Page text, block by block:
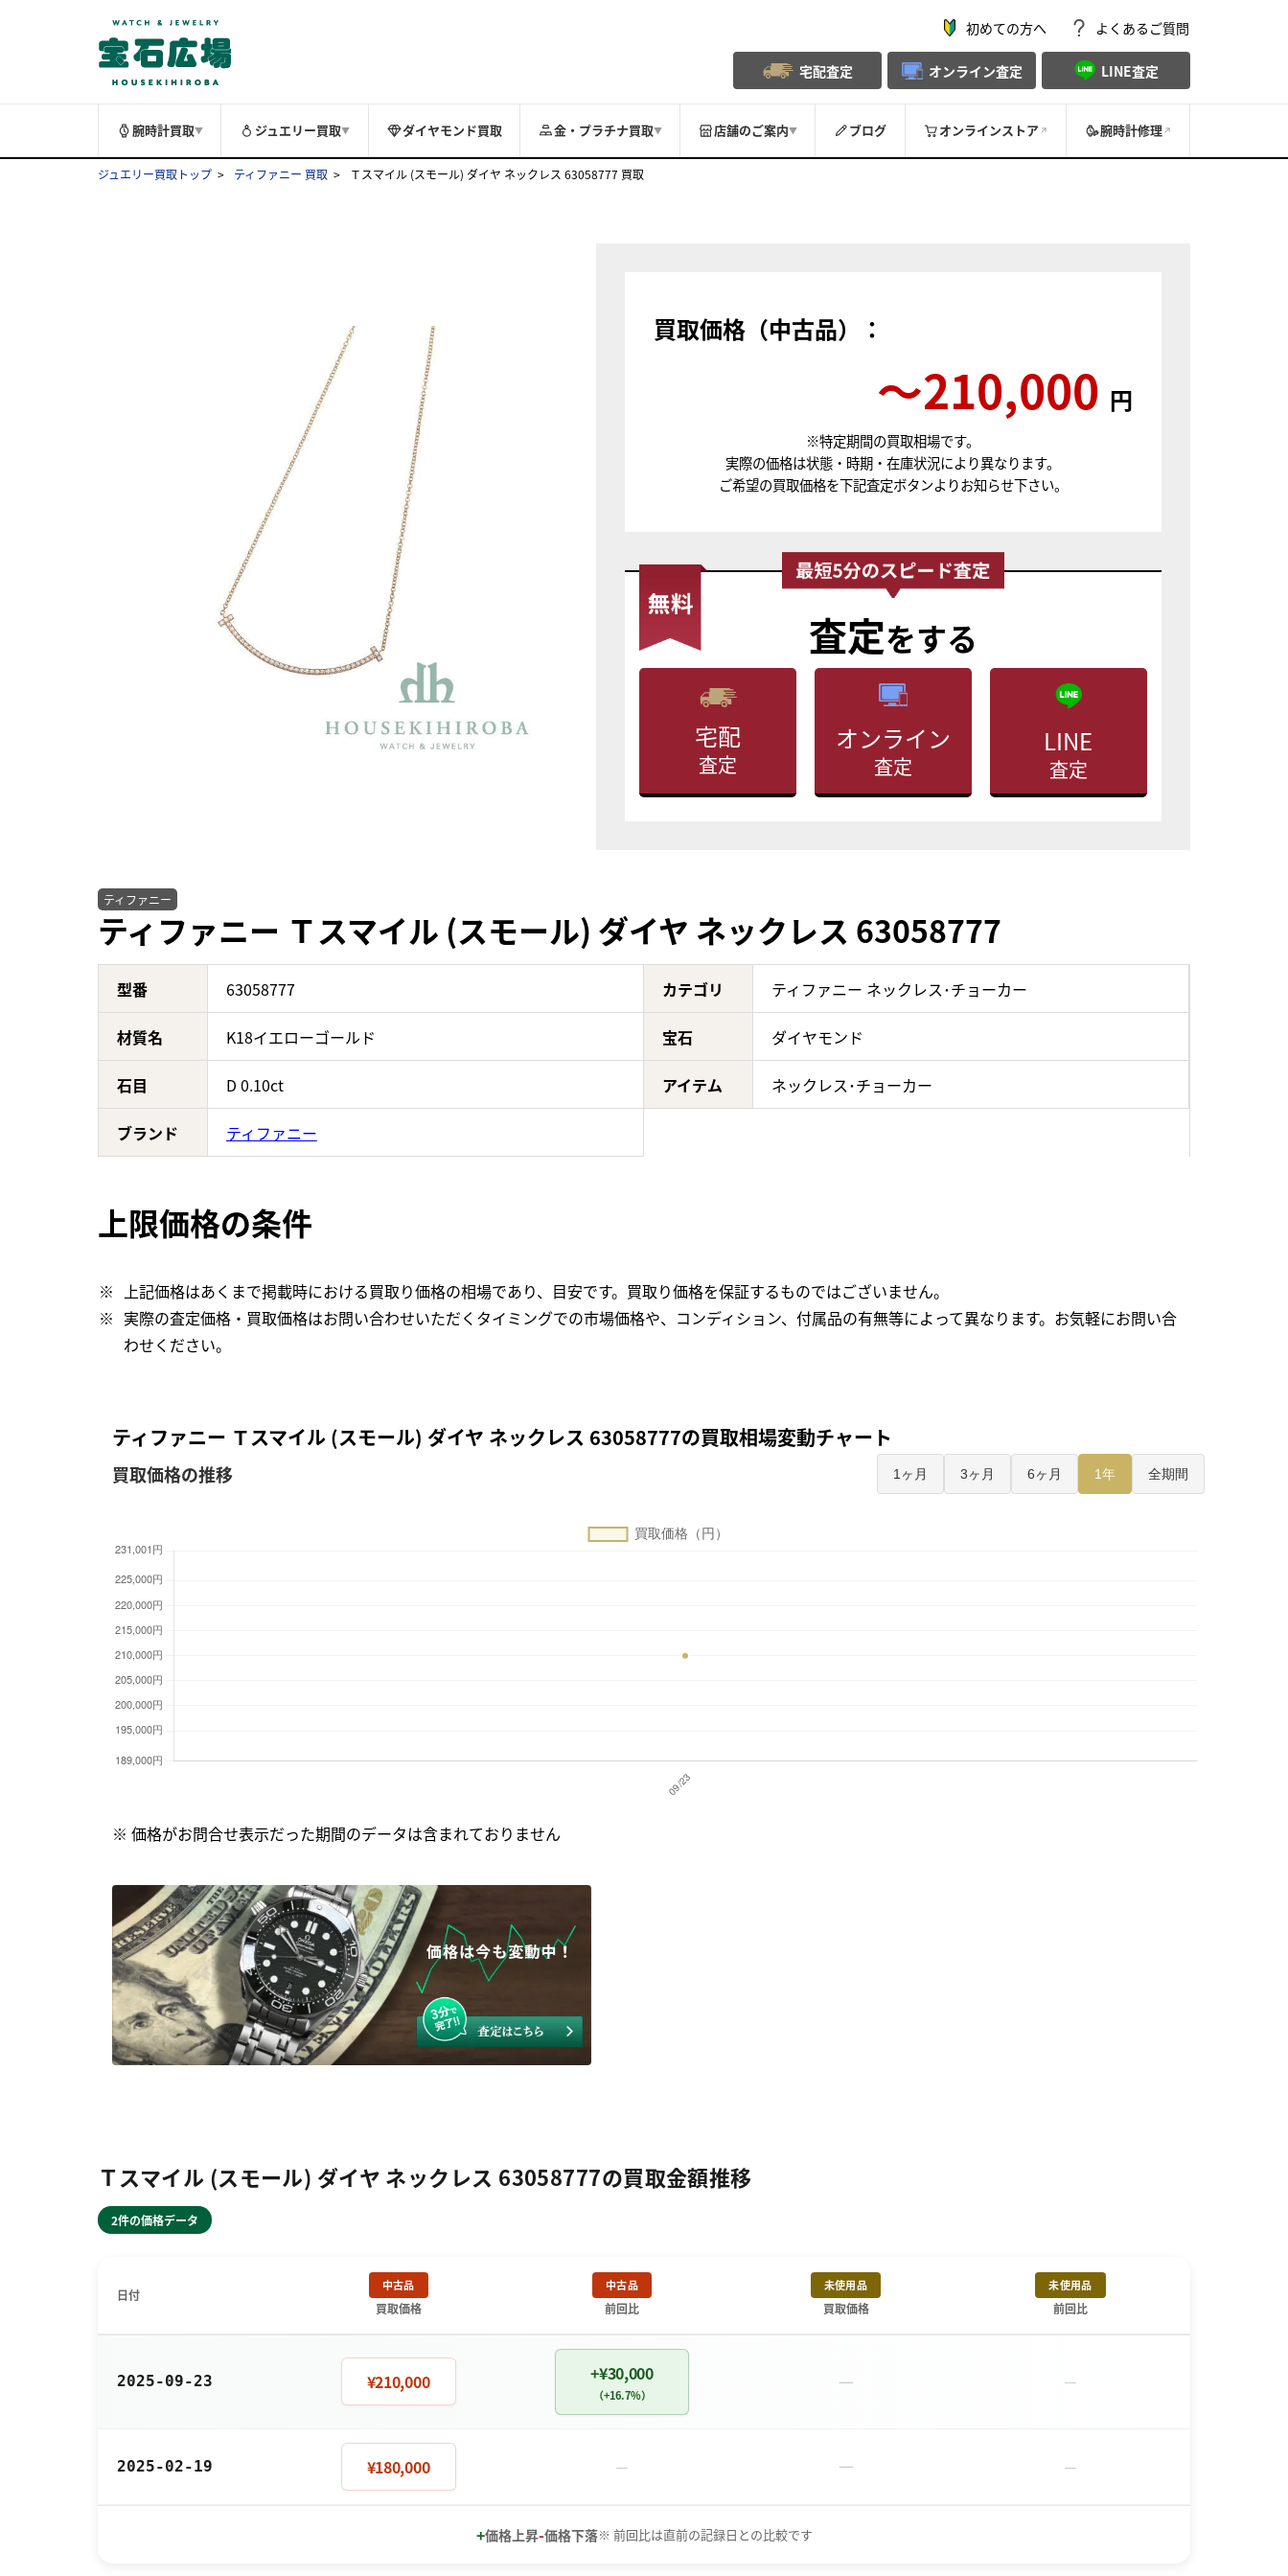
初めての方へ よくあるご質問
宅配査定 オンライン査定 LINE査定
腕時計買取▼ ジュエリー買取▼ ダイヤモンド買取 金・プラチナ買取▼ 店舗のご案内▼ ブログ オンラインストア 腕時計修理
ジュエリー買取トップ ティファニー 買取 Ｔスマイル (スモール) ダイヤ ネックレス 63058777 買取
買取価格（中古品）：
〜210,000 円
※特定期間の買取相場です。
実際の価格は状態・時期・在庫状況により異なります。
ご希望の買取価格を下記査定ボタンよりお知らせ下さい。
査定をする
宅配
査定
オンライン
査定
LINE
査定
ティファニー
ティファニー Ｔスマイル (スモール) ダイヤ ネックレス 63058777
型番 63058777 カテゴリ ティファニー ネックレス･チョーカー
材質名 K18イエローゴールド 宝石 ダイヤモンド
石目 D 0.10ct アイテム ネックレス･チョーカー
ブランド ティファニー
上限価格の条件
上記価格はあくまで掲載時における買取り価格の相場であり、目安です。買取り価格を保証するものではございません。
実際の査定価格・買取価格はお問い合わせいただくタイミングでの市場価格や、コンディション、付属品の有無等によって異なります。お気軽にお問い合
わせください。
ティファニー Ｔスマイル (スモール) ダイヤ ネックレス 63058777の買取相場変動チャート
買取価格の推移 1ヶ月 3ヶ月 6ヶ月 1年 全期間
※ 価格がお問合せ表示だった期間のデータは含まれておりません
Ｔスマイル (スモール) ダイヤ ネックレス 63058777の買取金額推移
2件の価格データ
日付
中古品
買取価格
中古品
前回比
未使用品
買取価格
未使用品
前回比
2025-09-23 ¥210,000 +¥30,000
（+16.7%） － －
2025-02-19 ¥180,000 － － －
+価格上昇-価格下落※ 前回比は直前の記録日との比較です